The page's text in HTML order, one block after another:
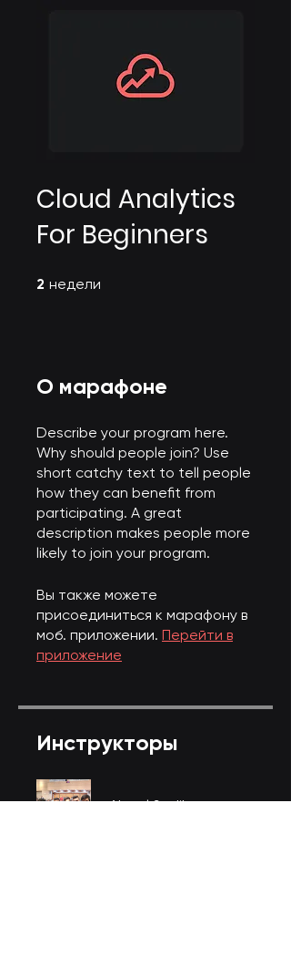
Cloud Analytics
For Beginners
2 недели
О марафоне
Describe your program here.
Why should people join? Use
short catchy text to tell people
how they can benefit from
participating. A great
description makes people more
likely to join your program.
Вы также можете
присоединиться к марафону в
моб. приложении. Перейти в
приложение
Инструкторы
Akmal Sodikov